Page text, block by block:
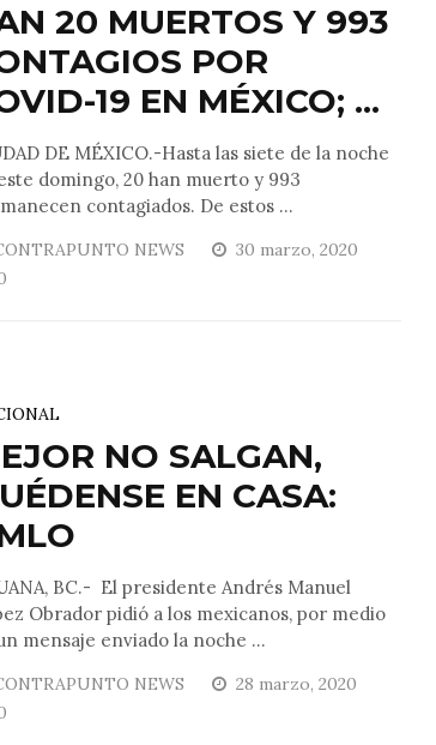
20 MUERTOS Y 993
POR
19 EN MÉXICO; ...
DE MÉXICO.-Hasta las siete de la noche
domingo, 20 han muerto y 993
contagiados. De estos ...
NEWS
30 marzo, 2020
NO SALGAN,
EN CASA:
BC.- El presidente Andrés Manuel
Obrador pidió a los mexicanos, por medio
mensaje enviado la noche ...
NEWS
28 marzo, 2020